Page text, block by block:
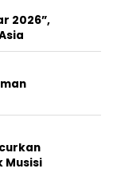
2026”,
Musisi